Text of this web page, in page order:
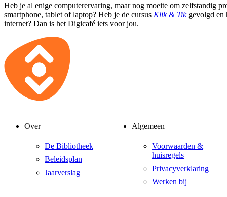
Heb je al enige computerervaring, maar nog moeite om zelfstandig
smartphone, tablet of laptop? Heb je de cursus Klik & Tikgevolgd en
internet? Dan is het Digicafé iets voor jou.
Over
De Bibliotheek
Beleidsplan
Jaarverslag
Algemeen
Voorwaarden &
huisregels
Privacyverklaring
Werken bij